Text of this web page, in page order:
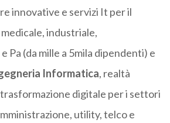
innovative e servizi It per il
industriale,
Pa (da mille a 5mila dipendenti) e
Informatica, realtà
digitale per i settori
utility, telco e